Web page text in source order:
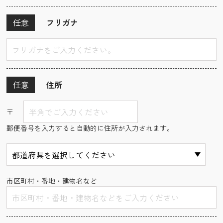
フリガナ
任意
住所
任意
〒
郵便番号を入力すると自動的に住所が入力されます。
市区町村・番地・建物名など